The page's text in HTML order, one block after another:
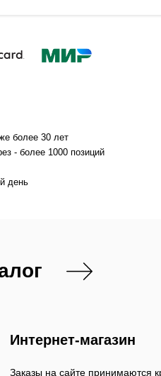
более 30 лет
- более 1000 позиций
день
Заказы на сайте принимаются
Интернет-магазин